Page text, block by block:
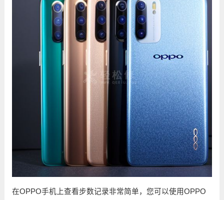
在OPPO手机上查看步数记录非常简单，您可以使用OPPO